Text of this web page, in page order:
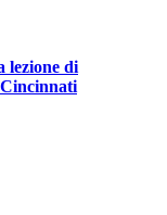
lezione di